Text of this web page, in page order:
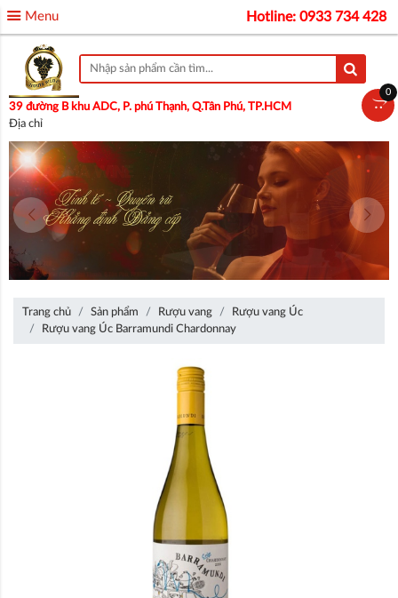
Menu Hotline: 0933 734 428
39 đường B khu ADC, P. phú Thạnh, Q.Tân Phú, TP.HCM
Địa chỉ
Trang chủ Sản phẩm Rượu vang
Rượu vang Úc
Rượu vang Úc Barramundi Chardonnay
0